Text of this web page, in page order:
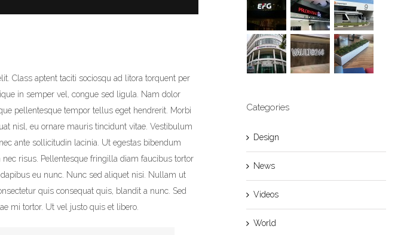
Class aptent taciti sociosqu ad litora torquent per
in semper vel, congue sed ligula. Nam dolor
pellentesque tempor tellus eget hendrerit. Morbi
nisl, eu ornare mauris tincidunt vitae. Vestibulum
ante sollicitudin lacinia. Ut egestas bibendum
risus. Pellentesque fringilla diam faucibus tortor
eu nunc. Nunc sed aliquet nisi. Nullam ut
quis consequat quis, blandit a nunc. Sed
mi tortor. Ut vel justo quis et libero.
Categories
Design
News
Videos
World